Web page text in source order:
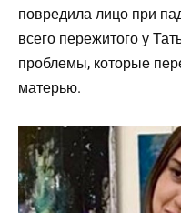
повредила лицо при
всего пережитого у
проблемы, которые
матерью.